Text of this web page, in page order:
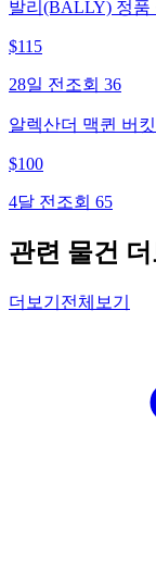
발리(BALLY) 정품
$115
28일 전 조회 36
알렉산더 맥퀸 버
$100
4달 전 조회 65
관련 물건 더
더보기 전체보기